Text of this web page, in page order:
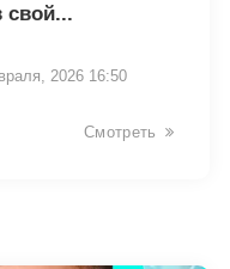
свой...
2026 16:50
Смотреть